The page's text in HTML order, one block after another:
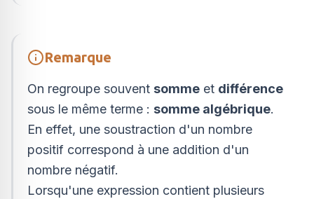
Remarque
On regroupe souvent somme et différence
sous le même terme : somme algébrique.
En effet, une soustraction d'un nombre
positif correspond à une addition d'un
nombre négatif.
Lorsqu'une expression contient plusieurs